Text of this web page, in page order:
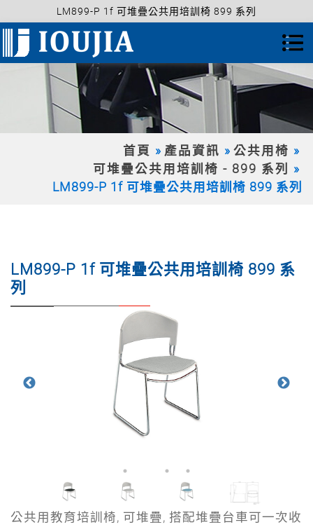
LM899-P 1f 可堆疊公共用培訓椅 899 系列
首頁 產品資訊
公共用椅
可堆疊公共用培訓椅 - 899 系列
LM899-P 1f 可堆疊公共用培訓椅 899 系列
LM899-P 1f 可堆疊公共用培訓椅 899 系
列
公共用教育培訓椅, 可堆疊, 搭配堆疊台車可一次收